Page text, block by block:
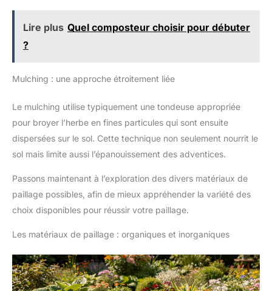
Lire plus Quel composteur choisir pour débuter
?
Mulching : une approche étroitement liée
Le mulching utilise typiquement une tondeuse appropriée
pour broyer l’herbe en fines particules qui sont ensuite
dispersées sur le sol. Cette technique non seulement nourrit le
sol mais limite aussi l’épanouissement des adventices.
Passons maintenant à l’exploration des divers matériaux de
paillage possibles, afin de mieux appréhender la variété des
choix disponibles pour réussir votre paillage.
Les matériaux de paillage : organiques et inorganiques